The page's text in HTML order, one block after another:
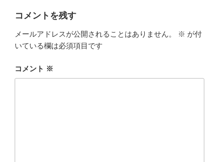
コメントを残す
メールアドレスが公開されることはありません。 ※ が付
いている欄は必須項目です
コメント ※